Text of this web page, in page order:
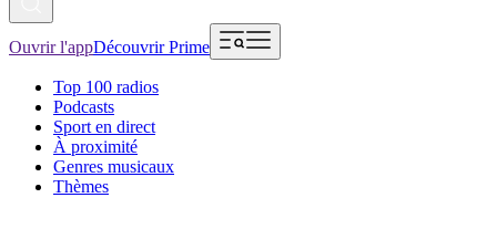
Ouvrir l'appDécouvrir Prime
Top 100 radios
Podcasts
Sport en direct
À proximité
Genres musicaux
Thèmes